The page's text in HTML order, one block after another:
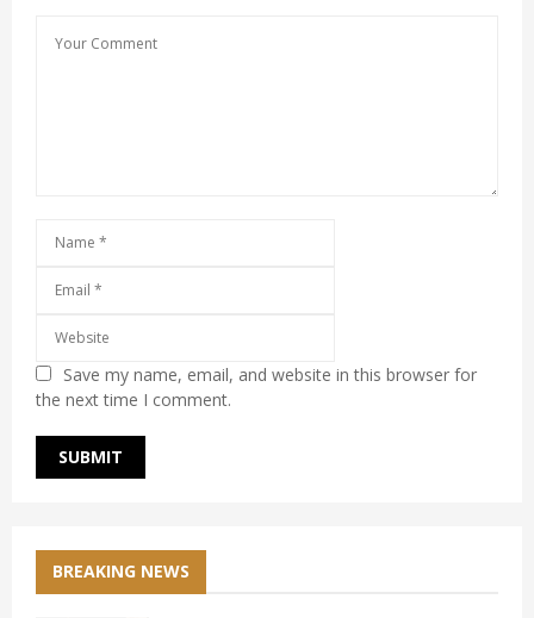
Save my name, email, and website in this browser for
the next time I comment.
BREAKING NEWS